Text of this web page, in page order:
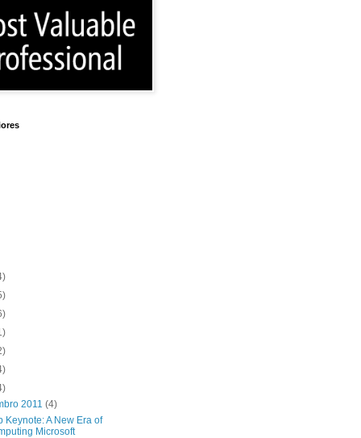
2011(4)
Keynote: A New Era of
Microsoft